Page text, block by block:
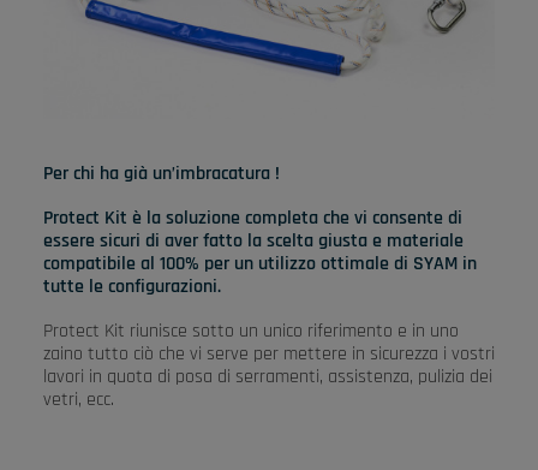
Per chi ha già un’imbracatura !
Protect Kit è la soluzione completa che vi consente di
essere sicuri di aver fatto la scelta giusta e materiale
compatibile al 100% per un utilizzo ottimale di SYAM in
tutte le configurazioni.
Protect Kit riunisce sotto un unico riferimento e in uno
zaino tutto ciò che vi serve per mettere in sicurezza i vostri
lavori in quota di posa di serramenti, assistenza, pulizia dei
vetri, ecc.